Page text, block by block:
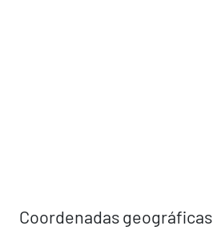
Coordenadas geográficas